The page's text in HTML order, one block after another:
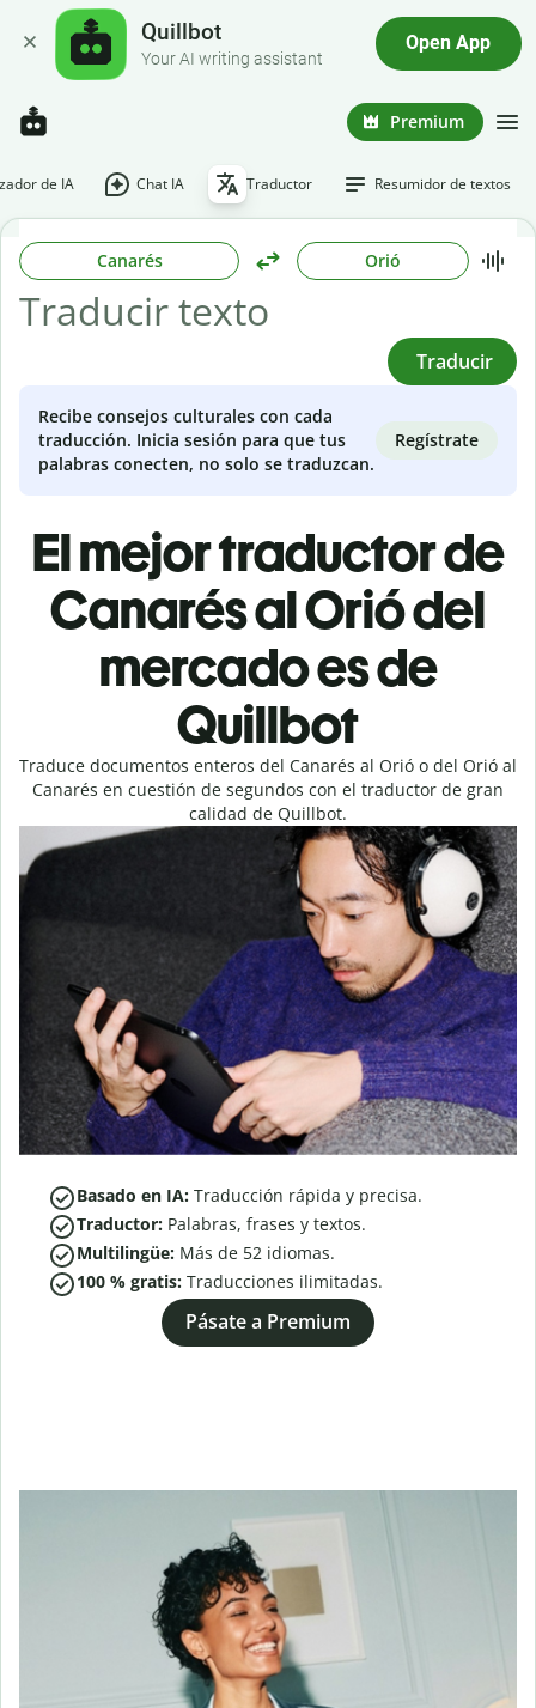
Quillbot
Your AI writing assistant
Open App
Premium
de IA Chat IA Traductor Resumidor de textos
Canarés Orió
Traducir
Recibe consejos culturales con cada
traducción. Inicia sesión para que tus
palabras conecten, no solo se traduzcan.
Regístrate
El mejor traductor de
Canarés al Orió del
mercado es de
Quillbot
Traduce documentos enteros del Canarés al Orió o del Orió al
Canarés en cuestión de segundos con el traductor de gran
calidad de Quillbot.
Basado en IA: Traducción rápida y precisa.
Traductor: Palabras, frases y textos.
Multilingüe: Más de 52 idiomas.
100 % gratis: Traducciones ilimitadas.
Pásate a Premium